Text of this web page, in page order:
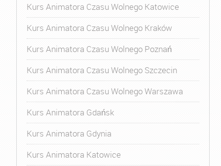
Kurs Animatora Czasu Wolnego Katowice
Kurs Animatora Czasu Wolnego Kraków
Kurs Animatora Czasu Wolnego Poznań
Kurs Animatora Czasu Wolnego Szczecin
Kurs Animatora Czasu Wolnego Warszawa
Kurs Animatora Gdańsk
Kurs Animatora Gdynia
Kurs Animatora Katowice